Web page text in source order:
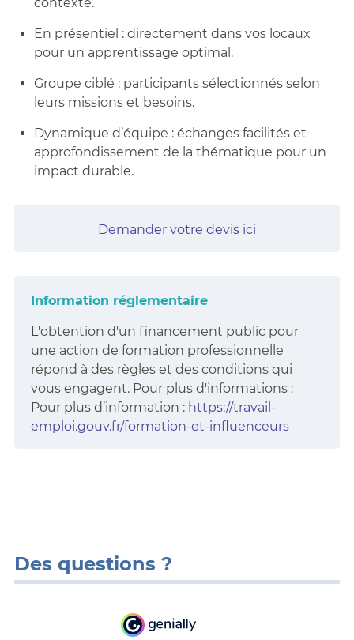
En présentiel : directement dans vos locaux
pour un apprentissage optimal.
Groupe ciblé : participants sélectionnés selon
leurs missions et besoins.
Dynamique d’équipe : échanges facilités et
approfondissement de la thématique pour un
impact durable.
Demander votre devis ici
Information réglementaire
L'obtention d'un financement public pour
une action de formation professionnelle
répond à des règles et des conditions qui
vous engagent. Pour plus d'informations :
Pour plus d’information : https://travail-
emploi.gouv.fr/formation-et-influenceurs
Des questions ?